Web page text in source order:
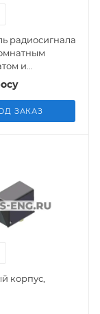
радиосигнала
и
Danfoss
ЗАКАЗ
корпус,